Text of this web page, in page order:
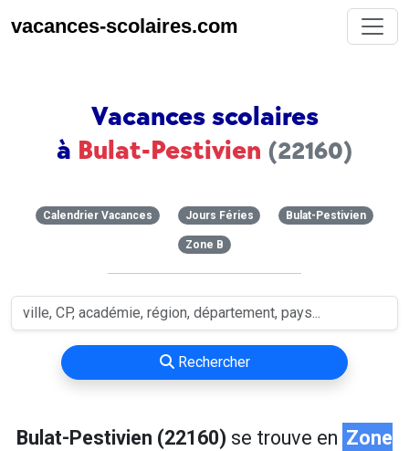
vacances-scolaires.com
Vacances scolaires
à Bulat-Pestivien (22160)
Calendrier Vacances Jours Féries Bulat-Pestivien
Zone B
Rechercher
Bulat-Pestivien (22160) se trouve en Zone